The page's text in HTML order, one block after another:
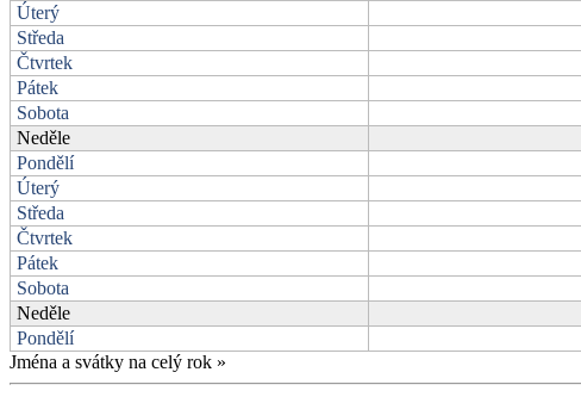
Úterý
Středa
Čtvrtek
Pátek
Sobota
Neděle
Pondělí
Úterý
Středa
Čtvrtek
Pátek
Sobota
Neděle
Pondělí
Jména a svátky na celý rok »